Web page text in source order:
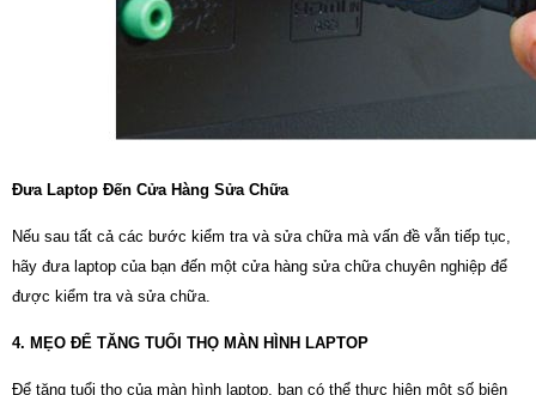
Đưa Laptop Đến Cửa Hàng Sửa Chữa
Nếu sau tất cả các bước kiểm tra và sửa chữa mà vấn đề vẫn tiếp tục,
hãy đưa laptop của bạn đến một cửa hàng sửa chữa chuyên nghiệp để
được kiểm tra và sửa chữa.
4. MẸO ĐỂ TĂNG TUỔI THỌ MÀN HÌNH LAPTOP
Để tăng tuổi thọ của màn hình laptop, bạn có thể thực hiện một số biện